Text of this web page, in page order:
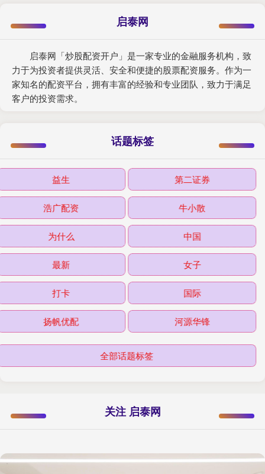
启泰网
启泰网「炒股配资开户」是一家专业的金融服务机构，致
力于为投资者提供灵活、安全和便捷的股票配资服务。作为一
家知名的配资平台，拥有丰富的经验和专业团队，致力于满足
客户的投资需求。
话题标签
益生 第二证券
浩广配资 牛小散
为什么 中国
最新 女子
打卡 国际
扬帆优配 河源华锋
全部话题标签
关注 启泰网